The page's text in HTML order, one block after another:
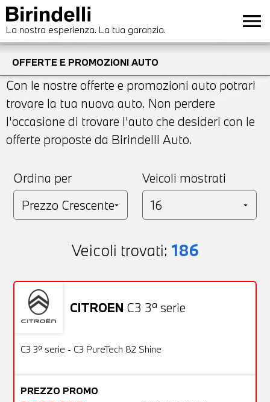
La nostra esperienza. La tua garanzia. menu
OFFERTE E PROMOZIONI AUTO
Con le nostre offerte e promozioni auto potrari
trovare la tua nuova auto. Non perdere
l'occasione di trovare l'auto che desideri con le
offerte proposte da Birindelli Auto.
Ordina per Veicoli mostrati
Veicoli trovati: 186
CITROEN C3 3ª serie
OFFERTA
Usato
C3 3ª serie - C3 PureTech 82 Shine
PREZZO PROMO